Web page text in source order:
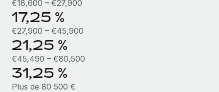
Phiture, un leader notable du conseil en matière de
croissance mobile internationale, encourage les...
En savoir plus
€18,600 – €27,900
17,25 %
€27,900 – €45,900
21,25 %
€45,490 – €80,500
31,25 %
Plus de 80 500 €